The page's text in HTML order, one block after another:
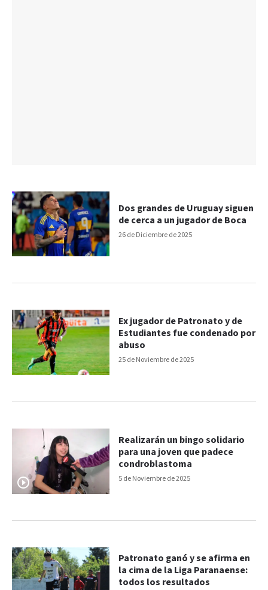
26 de Diciembre de 2025
Dos grandes de Uruguay siguen
de cerca a un jugador de Boca
25 de Noviembre de 2025
Ex jugador de Patronato y de
Estudiantes fue condenado por
abuso
5 de Noviembre de 2025
Realizarán un bingo solidario
para una joven que padece
condroblastoma
Patronato ganó y se afirma en
la cima de la Liga Paranaense:
todos los resultados